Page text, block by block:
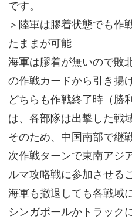
です。
＞陸軍は膠着状態でも作
たままが可能
海軍は膠着が無いので敗
の作戦カードから引き揚
どちらも作戦終了時（勝
は、各部隊は出撃した戦
そのため、中国南部で継
次作戦ターンで東南アジ
ルマ攻略戦に参加させる
海軍も撤退しても各戦域
シンガポールかトラック